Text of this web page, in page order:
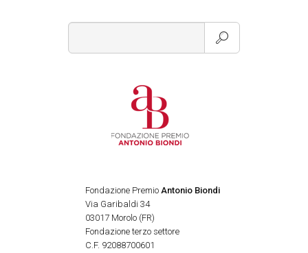
Fondazione PremioAntonio Biondi
Via Garibaldi 34
03017 Morolo (FR)
Fondazione terzo settore
C.F. 92088700601